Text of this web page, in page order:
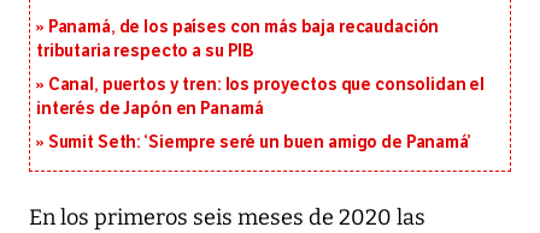
Panamá, de los países con más baja recaudación
tributaria respecto a su PIB
Canal, puertos y tren: los proyectos que consolidan el
interés de Japón en Panamá
Sumit Seth: ‘Siempre seré un buen amigo de Panamá’
En los primeros seis meses de 2020 las